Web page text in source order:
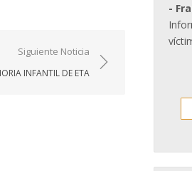
Siguiente Noticia
INFANTIL DE ETA
-